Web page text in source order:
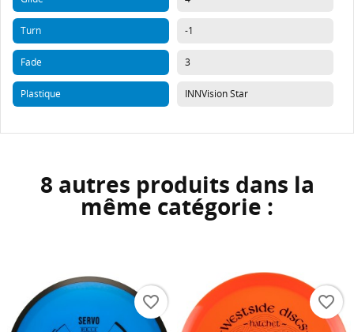
Turn -1
Fade 3
Plastique INNVision Star
8 autres produits dans la
même catégorie :
favorite_border favorite_border